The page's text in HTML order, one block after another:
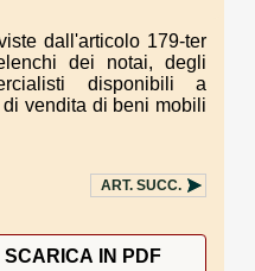
dall'articolo 179-ter
dei notai, degli
disponibili a
vendita di beni mobili
ART. SUCC.
SCARICA IN PDF